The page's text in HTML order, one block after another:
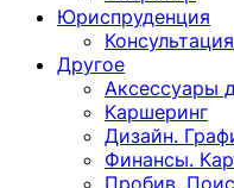
Юриспруденция
Консультация
Другoе
Аксессуары
Каршеринг
Дизайн.
Финансы.
Пробив.